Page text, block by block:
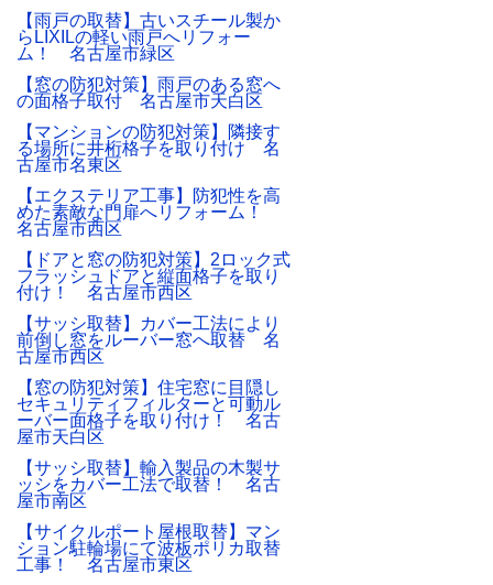
【雨戸の取替】古いスチール製か
らLIXILの軽い雨戸へリフォー
ム！ 名古屋市緑区
【窓の防犯対策】雨戸のある窓へ
の面格子取付 名古屋市天白区
【マンションの防犯対策】隣接す
る場所に井桁格子を取り付け 名
古屋市名東区
【エクステリア工事】防犯性を高
めた素敵な門扉へリフォーム！
名古屋市西区
【ドアと窓の防犯対策】2ロック式
フラッシュドアと縦面格子を取り
付け！ 名古屋市西区
【サッシ取替】カバー工法により
前倒し窓をルーバー窓へ取替 名
古屋市西区
【窓の防犯対策】住宅窓に目隠し
セキュリティフィルターと可動ル
ーバー面格子を取り付け！ 名古
屋市天白区
【サッシ取替】輸入製品の木製サ
ッシをカバー工法で取替！ 名古
屋市南区
【サイクルポート屋根取替】マン
ション駐輪場にて波板ポリカ取替
工事！ 名古屋市東区